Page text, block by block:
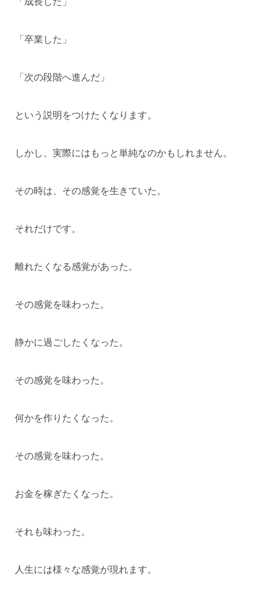
「卒業した」
「次の段階へ進んだ」
という説明をつけたくなります。
しかし、実際にはもっと単純なのかもしれません。
その時は、その感覚を生きていた。
それだけです。
離れたくなる感覚があった。
その感覚を味わった。
静かに過ごしたくなった。
その感覚を味わった。
何かを作りたくなった。
その感覚を味わった。
お金を稼ぎたくなった。
それも味わった。
人生には様々な感覚が現れます。